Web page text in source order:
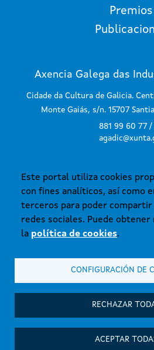
Este portal utiliza cookies
con fines analíticos, así como
terceros para poder compartir
redes sociales. Puede obtener
la política de cookies.
CONFIGURACIÓN DE
RECHAZAR
ACEPTAR
Premios
Axencia Galega das
Cidade da Cultura de Galicia.
Monte Gaiás, s/n. 15707
881 99 60 77 /
SUSCRÍBETE AL
© Xunta de Galicia. Información mantenida
Axencia Galega das Industrias Culturais.
Aviso legal